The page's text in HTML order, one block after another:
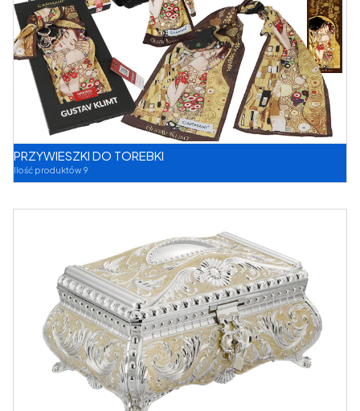
PRZYWIESZKI DO TOREBKI
Ilość produktów 9